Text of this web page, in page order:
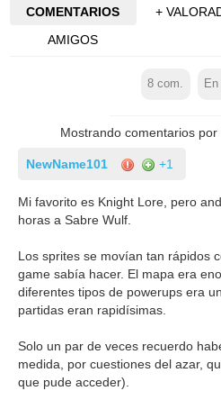
COMENTARIOS
+
AMIGOS
8 com.
Mostrando comentarios
NewName101 +1
Mi favorito es Knight Lore, pero
horas a Sabre Wulf.
Los sprites se movían tan rápidos
game sabía hacer. El mapa era
diferentes tipos de powerups era
partidas eran rapidísimas.
Solo un par de veces recuerdo
medida, por cuestiones del azar,
que pude acceder).